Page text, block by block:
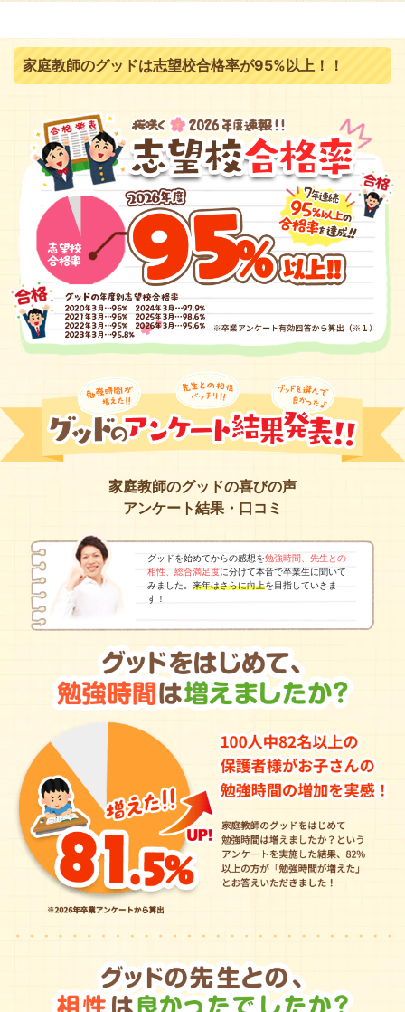
家庭教師のグッドは志望校合格率が95%以上！！
家庭教師のグッドの喜びの声
アンケート結果・口コミ
グッドを始めてからの感想を勉強時間、先生との
相性、総合満足度に分けて本音で卒業生に聞いて
みました。来年はさらに向上を目指していきま
す！